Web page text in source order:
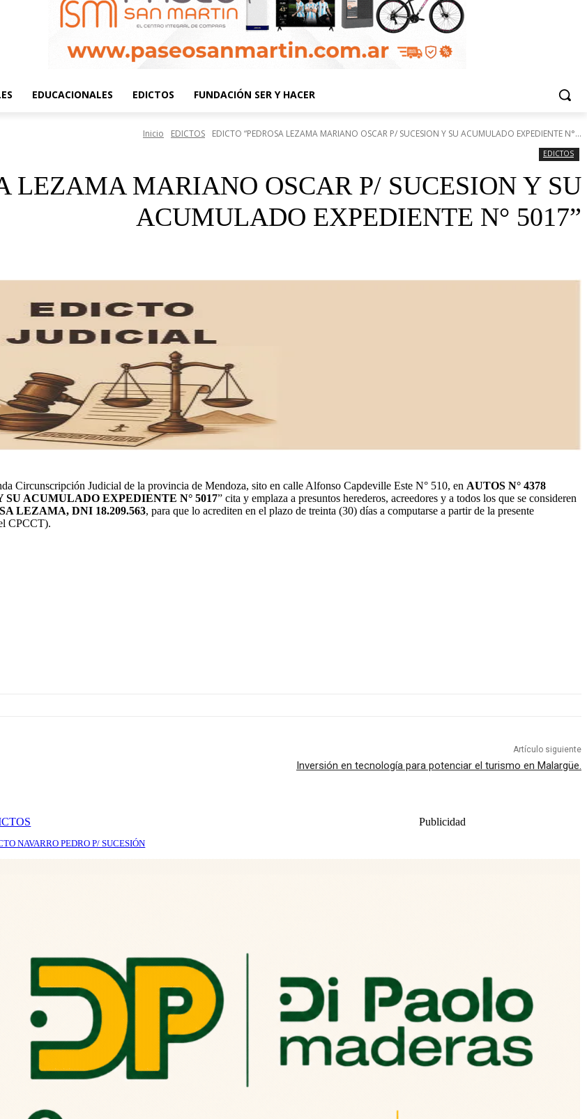
EDUCACIONALES EDICTOS FUNDACIÓN SER Y HACER
Inicio EDICTOS EDICTO “PEDROSA LEZAMA MARIANO OSCAR P/ SUCESION Y SU ACUMULADO EXPEDIENTE N°...
EDICTOS
LEZAMA MARIANO OSCAR P/ SUCESION Y SU
ACUMULADO EXPEDIENTE N° 5017”
Circunscripción Judicial de la provincia de Mendoza, sito en calle Alfonso Capdeville Este N° 510, en AUTOS N° 4378
ACUMULADO EXPEDIENTE N° 5017” cita y emplaza a presuntos herederos, acreedores y a todos los que se consideren
LEZAMA, DNI 18.209.563, para que lo acrediten en el plazo de treinta (30) días a computarse a partir de la presente
CPCCT).
Artículo siguiente
Inversión en tecnología para potenciar el turismo en Malargüe.
NAVARRO PEDRO P/ SUCESIÓN
Publicidad